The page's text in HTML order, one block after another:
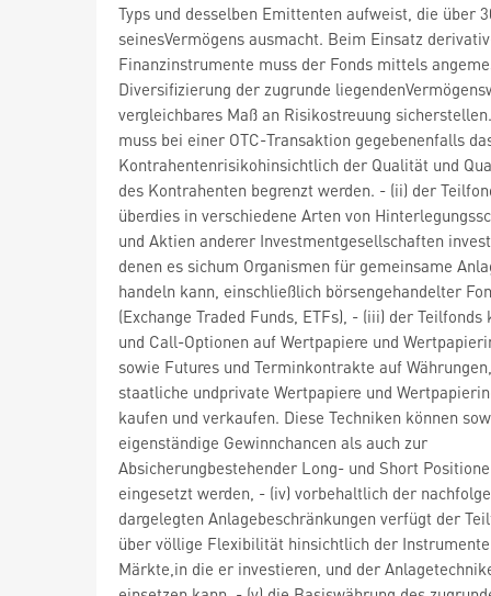
Typs und desselben Emittenten aufweist, die über
seinesVermögens ausmacht. Beim Einsatz
Finanzinstrumente muss der Fonds mittels
Diversifizierung der zugrunde
vergleichbares Maß an Risikostreuung
muss bei einer OTC-Transaktion gegebenenfalls
Kontrahentenrisikohinsichtlich der Qualität und
des Kontrahenten begrenzt werden. - (ii) der
überdies in verschiedene Arten von
und Aktien anderer Investmentgesellschaften
denen es sichum Organismen für gemeinsame
handeln kann, einschließlich börsengehandelter
(Exchange Traded Funds, ETFs), - (iii) der Teilfonds
und Call-Optionen auf Wertpapiere und
sowie Futures und Terminkontrakte auf Währungen,
staatliche undprivate Wertpapiere und
kaufen und verkaufen. Diese Techniken können
eigenständige Gewinnchancen als auch zur
Absicherungbestehender Long- und Short
eingesetzt werden, - (iv) vorbehaltlich der
dargelegten Anlagebeschränkungen verfügt der
über völlige Flexibilität hinsichtlich der
Märkte,in die er investieren, und der